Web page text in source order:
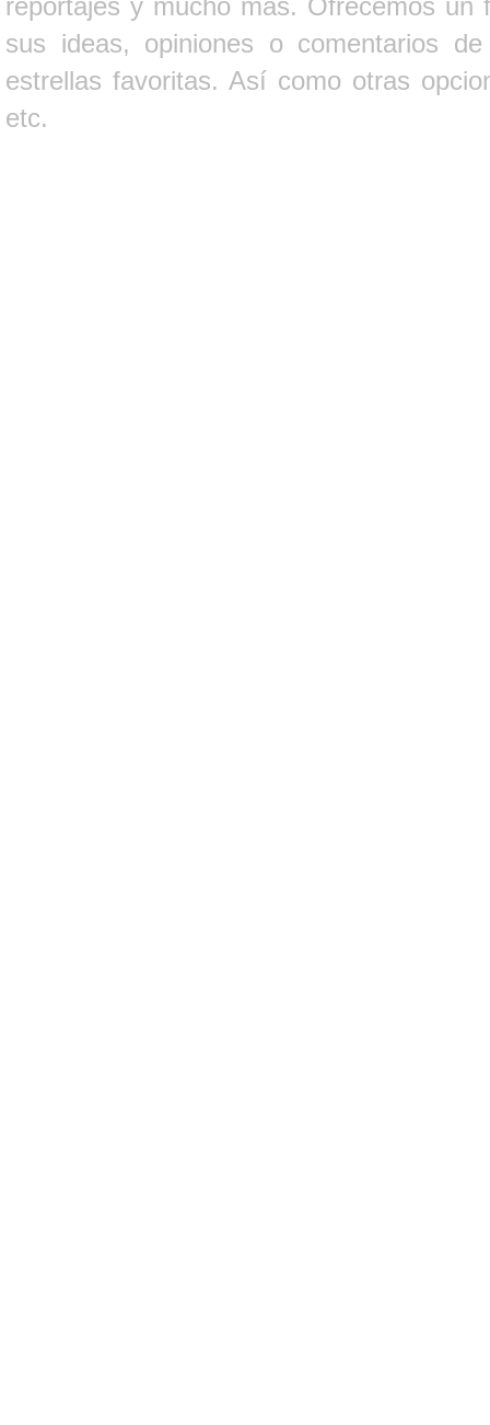
sus ideas, opiniones o comentarios
estrellas favoritas. Así como otras
etc.